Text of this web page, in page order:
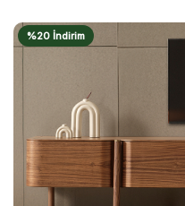
%20 İndirim